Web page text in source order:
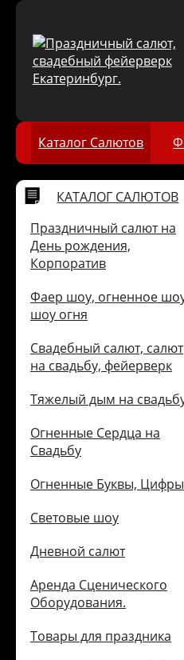
Каталог Салютов
КАТАЛОГ САЛЮТОВ
Праздничный салют на
День рождения,
Корпоратив
Фаер шоу, огненное
шоу огня
Свадебный салют, салют
на свадьбу, фейерверк
Тяжелый дым на
Огненные Сердца на
Свадьбу
Огненные Буквы, Цифры
Световые шоу
Дневной салют
Аренда Сценического
Оборудования.
Товары для праздника